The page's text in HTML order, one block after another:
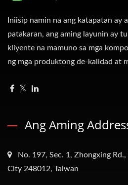
Iniisip namin na ang katapatan ay
patakaran, ang aming layunin ay
kliyente na mamuno sa mga
ng mga produktong de-kalidad at
Ang Aming
No. 197, Sec. 1, Zhongxing
City 248012, Taiwan